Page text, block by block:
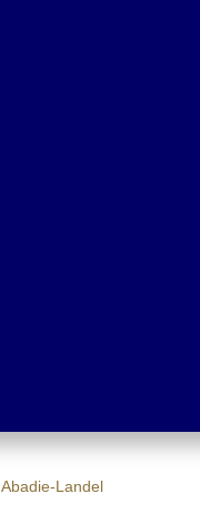
Abadie-Landel